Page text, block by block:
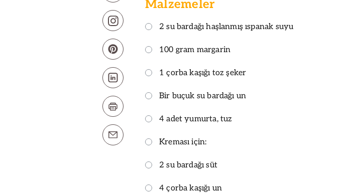
Malzemeler
2 su bardağı haşlanmış ıspanak suyu
100 gram margarin
1 çorba kaşığı toz şeker
Bir buçuk su bardağı un
4 adet yumurta, tuz
Kreması için:
2 su bardağı süt
4 çorba kaşığı un